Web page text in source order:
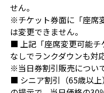
せん。
※チケット券面に「座席
は変更できません。
■ 上記「座席変更可能チ
なしでランクダウンも対
※当日券割引販売につい
■ シニア割引（65歳以